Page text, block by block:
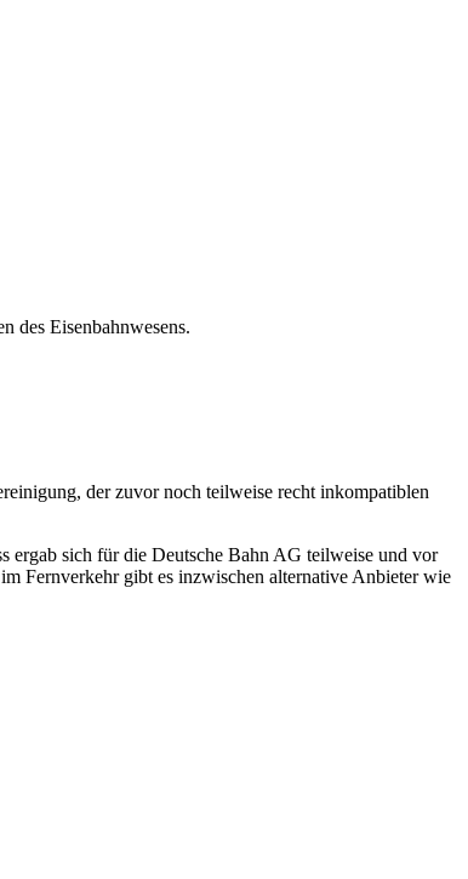
des Eisenbahnwesens.
der zuvor noch teilweise recht inkompatiblen
ergab sich für die Deutsche Bahn AG teilweise und vor
Fernverkehr gibt es inzwischen alternative Anbieter wie